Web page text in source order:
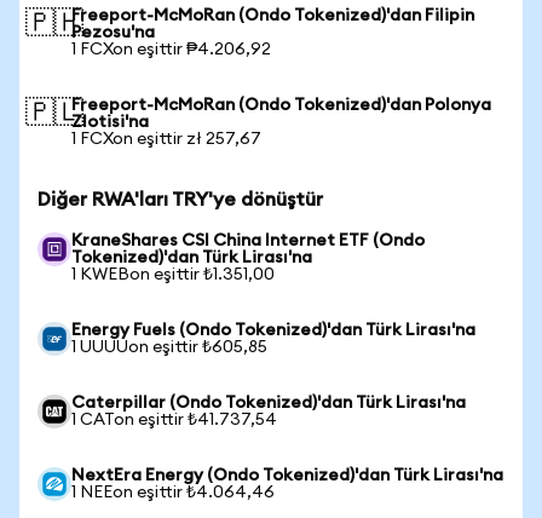
🇵🇭Freeport-McMoRan (Ondo Tokenized)'dan Filipin
Pezosu'na
1 FCXon eşittir ₱4.206,92
🇵🇱Freeport-McMoRan (Ondo Tokenized)'dan Polonya
Zlotisi'na
1 FCXon eşittir zł 257,67
Diğer RWA'ları TRY'ye dönüştür
KraneShares CSI China Internet ETF (Ondo
Tokenized)'dan Türk Lirası'na
1 KWEBon eşittir ₺1.351,00
Energy Fuels (Ondo Tokenized)'dan Türk Lirası'na
1 UUUUon eşittir ₺605,85
Caterpillar (Ondo Tokenized)'dan Türk Lirası'na
1 CATon eşittir ₺41.737,54
NextEra Energy (Ondo Tokenized)'dan Türk Lirası'na
1 NEEon eşittir ₺4.064,46